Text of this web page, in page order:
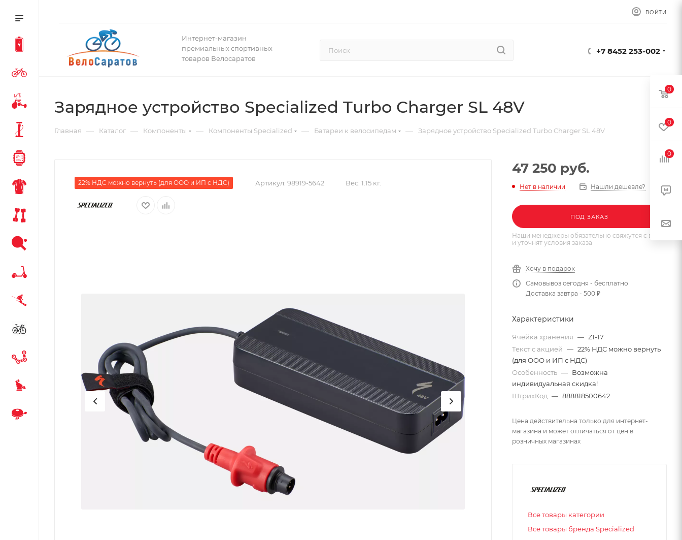
ВОЙТИ
Интернет-магазин
премиальных спортивных
товаров Велосаратов
+7 8452 253-002
Зарядное устройство Specialized Turbo Charger SL 48V
Главная — Каталог — Компоненты — Компоненты Specialized — Батареи к велосипедам — Зарядное устройство Specialized Turbo Charger SL 48V
22% НДС можно вернуть (для ООО и ИП с НДС) Артикул: 98919-5642 Вес: 1.15 кг.
47 250 руб.
Нет в наличии Нашли дешевле?
ПОД ЗАКАЗ
Наши менеджеры обязательно свяжутся с вами
и уточнят условия заказа
Хочу в подарок
Самовывоз сегодня - бесплатно
Доставка завтра - 500 ₽
Характеристики
Ячейка хранения — Z1-17
Текст с акцией — 22% НДС можно вернуть
(для ООО и ИП с НДС)
Особенность — Возможна
индивидуальная скидка!
ШтрихКод — 888818500642
Цена действительна только для интернет-
магазина и может отличаться от цен в
розничных магазинах
Все товары категории
Все товары бренда Specialized
0
0
0